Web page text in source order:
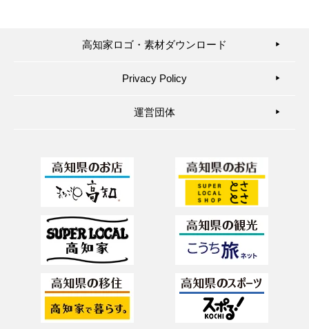
高知家ロゴ・素材ダウンロード ▶︎
Privacy Policy ▶︎
運営団体 ▶︎